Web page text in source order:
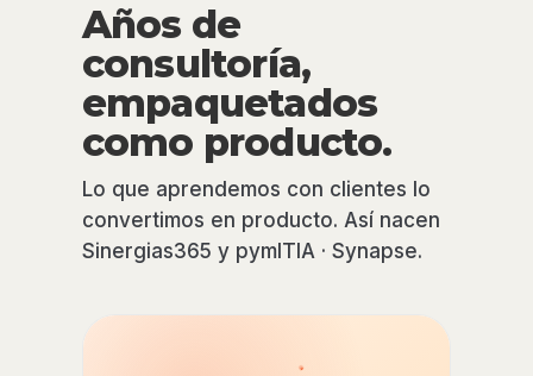
Años de
consultoría,
empaquetados
como producto.
Lo que aprendemos con clientes lo
convertimos en producto. Así nacen
Sinergias365 y pymITIA · Synapse.